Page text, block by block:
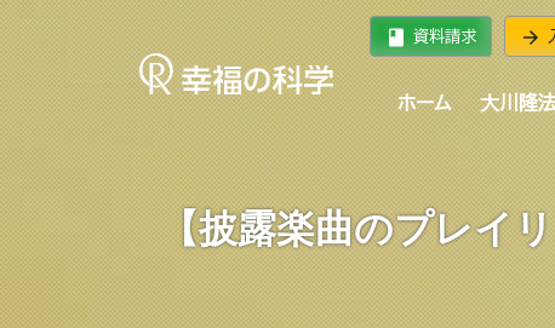
book 資料請求 arrow_forward
ホーム 大川隆
【披露楽曲のプレイ